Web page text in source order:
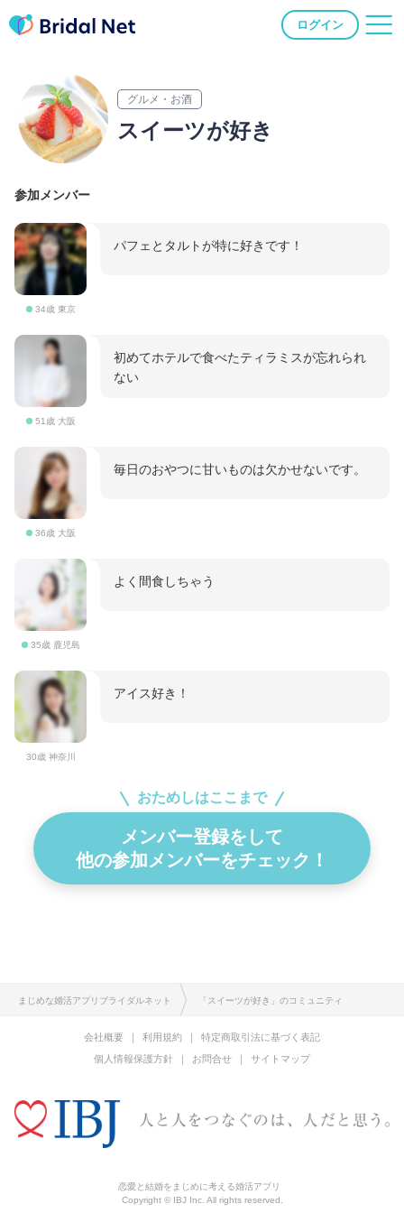
ログイン
グルメ・お酒
スイーツが好き
参加メンバー
34歳 東京
パフェとタルトが特に好きです！
51歳 大阪
初めてホテルで食べたティラミスが忘れられ
ない
36歳 大阪
毎日のおやつに甘いものは欠かせないです。
35歳 鹿児島
よく間食しちゃう
30歳 神奈川
アイス好き！
おためしはここまで
メンバー登録をして
他の参加メンバーをチェック！
まじめな婚活アプリブライダルネット 「スイーツが好き」のコミュニティ
会社概要 利用規約
特定商取引法に基づく表記
個人情報保護方針
お問合せ サイトマップ
恋愛と結婚をまじめに考える婚活アプリ
Copyright © IBJ Inc. All rights reserved.